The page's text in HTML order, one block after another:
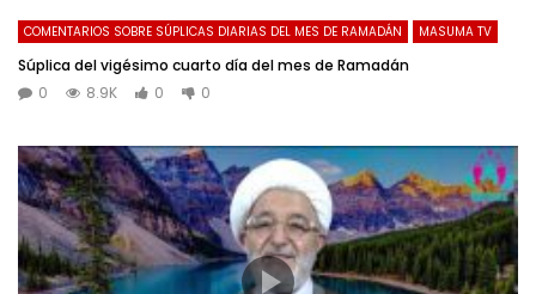
COMENTARIOS SOBRE SÚPLICAS DIARIAS DEL MES DE RAMADÁN MASUMA TV
Súplica del vigésimo cuarto día del mes de Ramadán
0
8.9K 0 0